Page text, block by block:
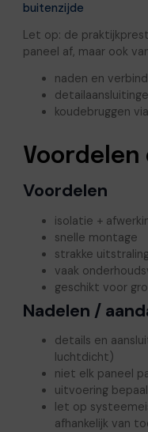
buitenzijde
Let op: de
paneel af, maar ook
naden en
koudebruggen
Voordelen
Voordelen
isolatie +
snelle montage
strakke
vaak
geschikt voor
Nadelen /
details en
luchtdicht)
niet elk paneel
uitvoering
let op
afhankelijk van